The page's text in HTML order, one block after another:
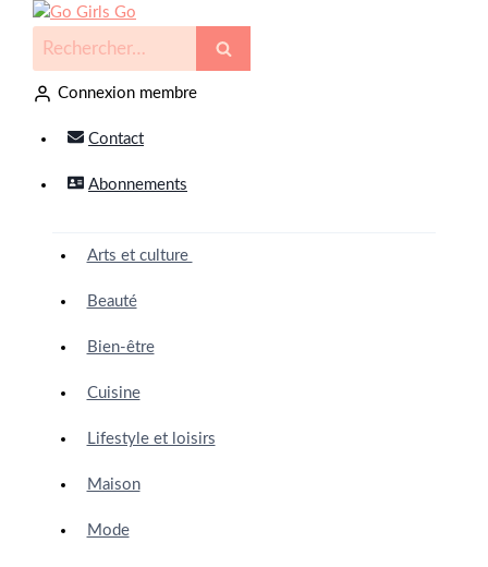
Connexion membre
Contact
Abonnements
Arts et culture
Beauté
Bien-être
Cuisine
Lifestyle et loisirs
Maison
Mode